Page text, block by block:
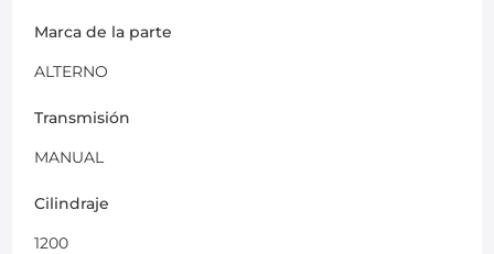
Marca de la parte
ALTERNO
Transmisión
MANUAL
Cilindraje
1200